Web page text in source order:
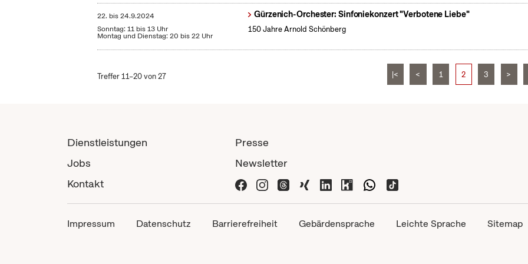
22. bis24.9.2024
Sonntag: 11 bis 13 Uhr
Montag und Dienstag: 20 bis 22 Uhr
Gürzenich-Orchester: Sinfoniekonzert "Verbotene Liebe"
150 Jahre Arnold Schönberg
Treffer 11–20 von 27 |< < 1 2 3 >
Dienstleistungen
Jobs
Kontakt
Presse
Newsletter
Impressum Datenschutz Barrierefreiheit Gebärdensprache Leichte Sprache Sitemap